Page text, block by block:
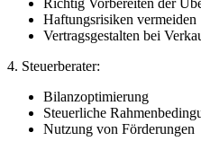
Haftungsrisiken vermeiden
Vertragsgestalten bei
4. Steuerberater:
Bilanzoptimierung
Steuerliche
Nutzung von Förderungen